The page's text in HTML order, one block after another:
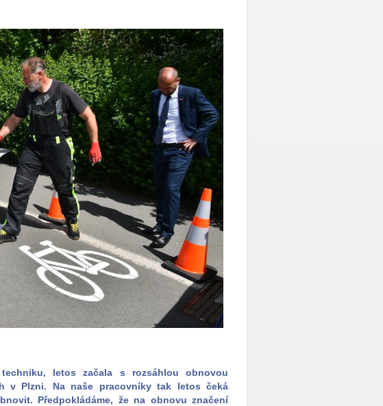
letos začala s rozsáhlou obnovou
v Plzni. Na naše pracovníky tak letos čeká
Předpokládáme, že na obnovu značení